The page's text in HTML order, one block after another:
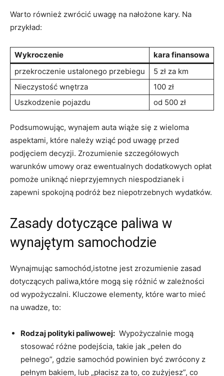
Warto​ również zwrócić uwagę na nałożone​ kary. Na
przykład:
Wykroczenie
kara finansowa
przekroczenie ustalonego przebiegu
5‍ zł za km
Nieczystość wnętrza
100 zł
Uszkodzenie⁢ pojazdu
od 500 zł
Podsumowując, ⁤wynajem auta wiąże się z wieloma
aspektami, które należy ‌wziąć pod uwagę przed
podjęciem decyzji. ‍Zrozumienie‌ szczegółowych‌
warunków ‌umowy oraz ewentualnych dodatkowych ⁤opłat
pomoże uniknąć nieprzyjemnych niespodzianek i
zapewni spokojną podróż bez ‌niepotrzebnych ‌wydatków.
Zasady⁣ dotyczące paliwa w‍
wynajętym samochodzie
Wynajmując⁢ samochód,istotne jest ⁢zrozumienie zasad⁣
dotyczących paliwa,które mogą się⁤ różnić ‍w zależności
od⁤ wypożyczalni. Kluczowe elementy, które warto mieć
na uwadze, to:
Rodzaj ‍polityki paliwowej: ‌ Wypożyczalnie mogą​
stosować różne podejścia, takie jak „pełen do
pełnego”, gdzie samochód⁣ powinien być zwrócony‌ z
pełnym bakiem, lub „płacisz ‍za to, co zużyjesz”, co‌